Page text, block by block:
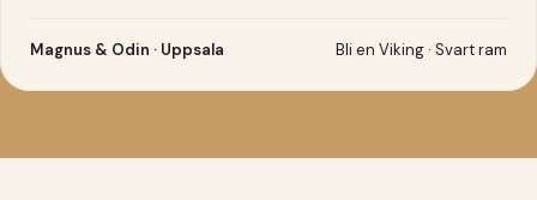
Magnus & Odin · Uppsala Bli en Viking · Svart ram